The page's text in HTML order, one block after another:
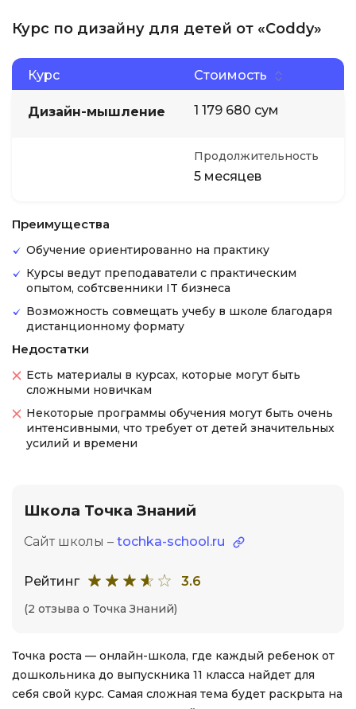
Курс по дизайну для детей от «Coddy»
Курс Стоимость
Дизайн-мышление 1 179 680 сум
Продолжительность
5 месяцев
Преимущества
Обучение ориентированно на практику
Курсы ведут преподаватели с практическим
опытом, собтсвенники IT бизнеса
Возможность совмещать учебу в школе благодаря
дистанционному формату
Недостатки
Есть материалы в курсах, которые могут быть
сложными новичкам
Некоторые программы обучения могут быть очень
интенсивными, что требует от детей значительных
усилий и времени
Школа Точка Знаний
Сайт школы – tochka-school.ru
Рейтинг 3.6
(2 отзыва о Точка Знаний)
Точка роста — онлайн-школа, где каждый ребенок от
дошкольника до выпускника 11 класса найдет для
себя свой курс. Самая сложная тема будет раскрыта на